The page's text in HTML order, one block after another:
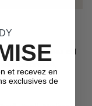
pour femmes col
brossé,
de la FGI
et recevez en
exclusives de